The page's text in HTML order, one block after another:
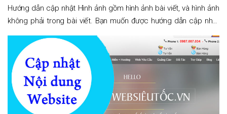
Hướng dẫn cập nhật Hình ảnh gồm hình ảnh bài viết, và hình ảnh
không phải trong bài viết. Bạn muốn được hướng dẫn cập nhật
hình ảnh thì làm theo các hướng dẫn